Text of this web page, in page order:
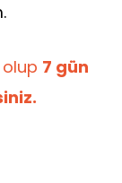
7 gün